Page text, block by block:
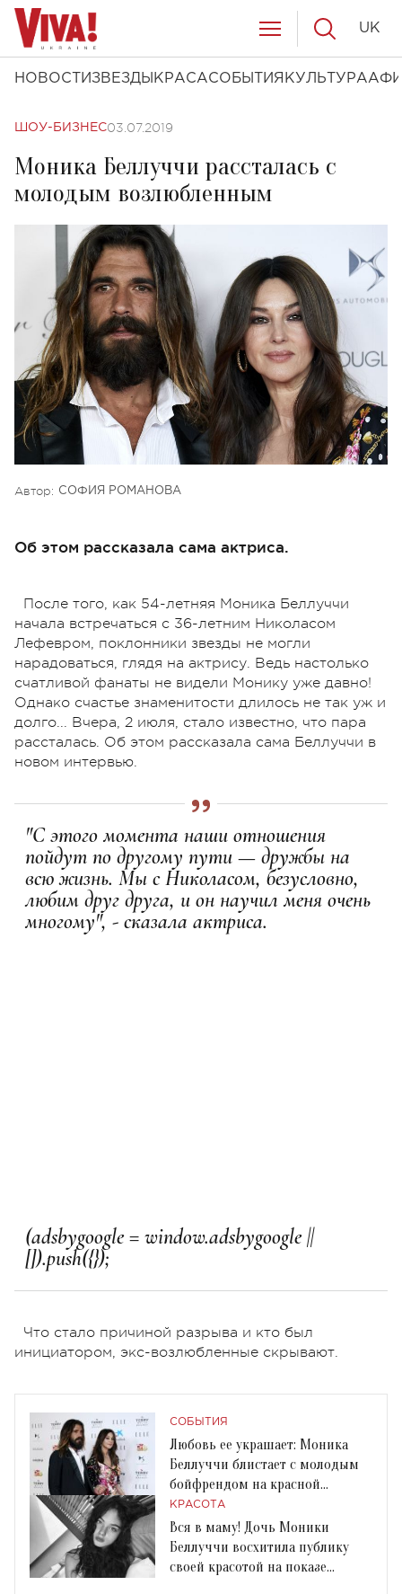
НОВОСТИ ЗВЕЗДЫ КРАСАСОБЫТИЯ КУЛЬТУРА
UK
ШОУ-БИЗНЕС03.07.2019
Моника Беллуччи рассталась с
молодым возлюбленным
Автор: СОФИЯ РОМАНОВА
Об этом рассказала сама актриса.
После того, как 54-летняя Моника Беллуччи
начала встречаться с 36-летним Николасом
Лефевром, поклонники звезды не могли
нарадоваться, глядя на актрису. Ведь настолько
счатливой фанаты не видели Монику уже давно!
Однако счастье знаменитости длилось не так уж и
долго... Вчера, 2 июля, стало известно, что пара
рассталась. Об этом рассказала сама Беллуччи в
новом интервью.
"С этого момента наши отношения
пойдут по другому пути — дружбы на
всю жизнь. Мы с Николасом, безусловно,
любим друг друга, и он научил меня очень
многому", - сказала актриса.
Что стало причиной разрыва и кто был
инициатором, экс-возлюбленные скрывают.
СОБЫТИЯ
Любовь ее украшает: Моника
Беллуччи блистает с молодым
бойфрендом на красной
дорожке
КРАСОТА
Вся в маму! Дочь Моники
Беллуччи восхитила публику
своей красотой на показе